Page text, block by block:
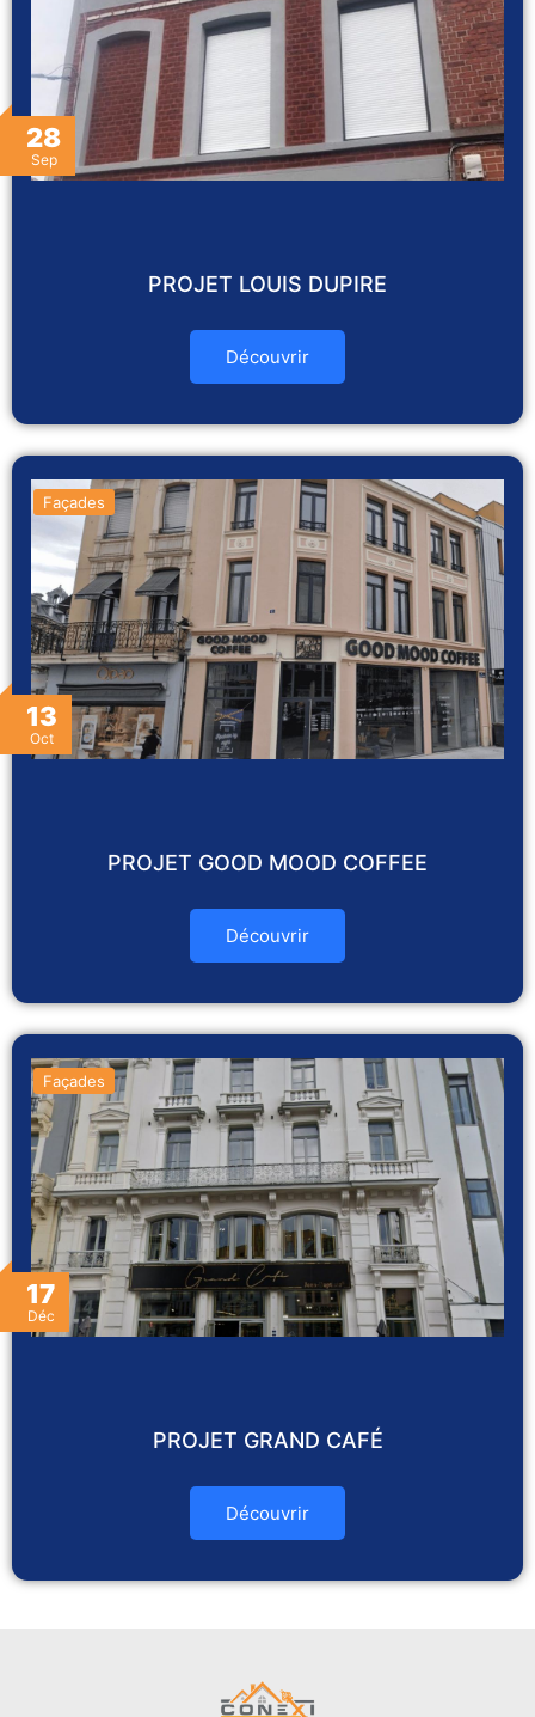
28
Sep
PROJET LOUIS DUPIRE
Découvrir
13
Oct
Façades
PROJET GOOD MOOD COFFEE
Découvrir
17
Déc
Façades
PROJET GRAND CAFÉ
Découvrir